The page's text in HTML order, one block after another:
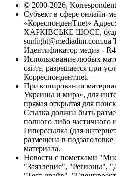
© 2000-2026,
Субъект в сфере онлайн-
«КореспонденТ.net»
ХАРКІВСЬКЕ ШОСЕ,
sunlight@mediadim.com.ua
Идентификатор медиа -
Использование любых
сайте, разрешается при
Корреспондент.net.
При копировании
Украины и мира», для
прямая открытая для
Ссылка должна быть
полного либо частичного
Гиперссылка (для
размещена в
материала.
Новости с пометками
"Заявление", "Регионы",